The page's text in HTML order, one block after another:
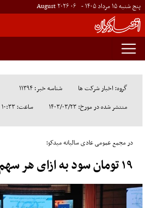
پنج شنبه ۱۵ مرداد ۱۴۰۵ - ۰۶۲۰۲۶
گروه: اخبار شرکت ها
شناسه خبر: ۱۱۳۹۴
منتشر شده در مورخ: ۱۴۰۳/۰۳/۲۳
ساعت: ۱۰:۳۳
در مجمع عمومی عادی سالیانه میدکو؛
۱۹ تومان سود به ازای هر سهم تقسیم شد